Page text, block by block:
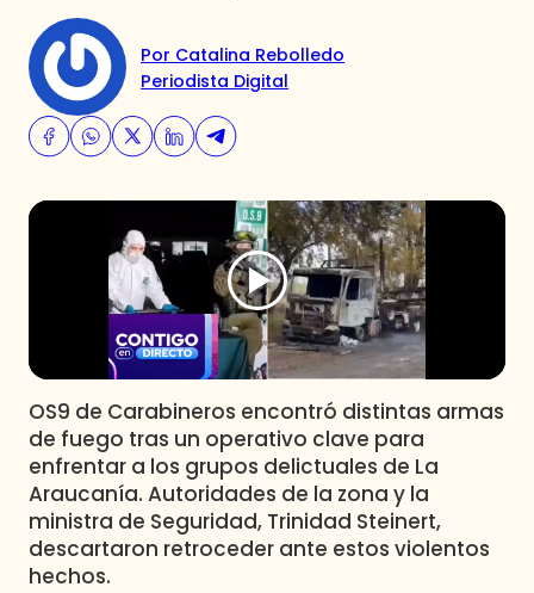
Por Catalina Rebolledo
Periodista Digital
OS9 de Carabineros encontró distintas armas
de fuego tras un operativo clave para
enfrentar a los grupos delictuales de La
Araucanía. Autoridades de la zona y la
ministra de Seguridad, Trinidad Steinert,
descartaron retroceder ante estos violentos
hechos.
Club De La Comedia
Contigo en Directo
Plan Perfecto
Sabingo
Todos Los Programas